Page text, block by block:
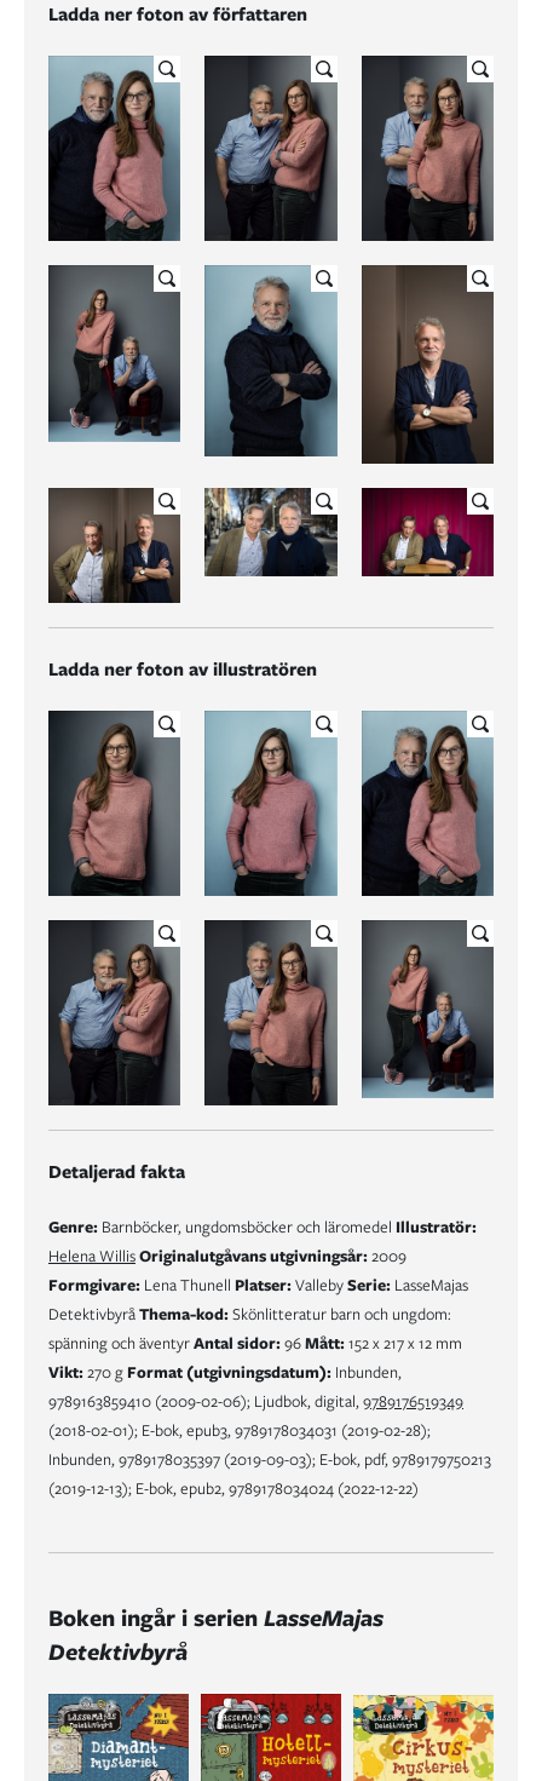
Ladda ner foton av författaren
Ladda ner foton av illustratören
Detaljerad fakta
Genre: Barnböcker, ungdomsböcker och läromedel Illustratör:
Helena WillisOriginalutgåvans utgivningsår: 2009
Formgivare: Lena Thunell Platser: VallebySerie: LasseMajas
DetektivbyråThema-kod: Skönlitteratur barn och ungdom:
spänning och äventyrAntal sidor: 96Mått: 152 x 217 x 12 mm
Vikt: 270 g Format (utgivningsdatum): Inbunden,
9789163859410 (2009-02-06); Ljudbok, digital,9789176519349
(2018-02-01); E-bok, epub3, 9789178034031 (2019-02-28);
Inbunden, 9789178035397 (2019-09-03); E-bok, pdf, 9789179750213
(2019-12-13); E-bok, epub2, 9789178034024 (2022-12-22)
Boken ingår i serienLasseMajas
Detektivbyrå